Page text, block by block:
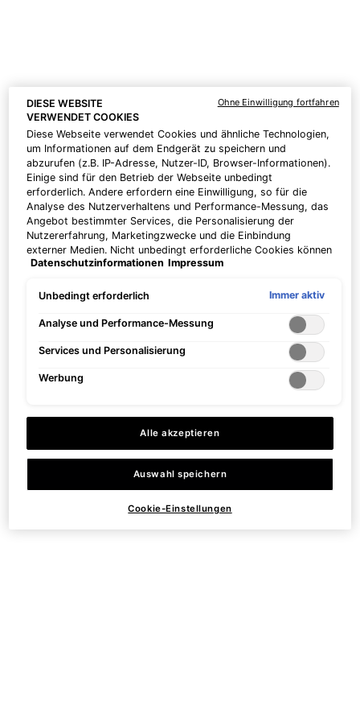
Die Vorteile von Blemish + Age
Defense
Mildert die übermässige
Verbessert das
Hautflecken, Unreinheiten und
ungleichmässigem Hautton
Befreit verstopfte Poren
Mildert sichtbare Anzeichen
DIESE WEBSITE
VERWENDET COOKIES
Diese Webseite verwendet Cookies und ähnliche Technologien,
um Informationen auf dem Endgerät zu speichern und
abzurufen (z.B. IP-Adresse, Nutzer-ID, Browser-Informationen).
Einige sind für den Betrieb der Webseite unbedingt
erforderlich. Andere erfordern eine Einwilligung, so für die
Analyse des Nutzerverhaltens und Performance-Messung, das
Angebot bestimmter Services, die Personalisierung der
Nutzererfahrung, Marketingzwecke und die Einbindung
externer Medien. Nicht unbedingt erforderliche Cookies können
direkt akzeptiert ("Alle akzeptieren") oder abgelehnt ("Ohne
Einstellungen sind ebenfalls möglich und speicherbar ("Auswahl
"Cookie-Einstellungen" angepasst werden. Für weitere
Datenschutzinformationen Impressum
Unbedingt erforderlich Immer aktiv
Analyse und Performance-Messung
Services und Personalisierung
Werbung
Alle akzeptieren
Auswahl speichern
Cookie-Einstellungen
Ohne Einwilligung fortfahren